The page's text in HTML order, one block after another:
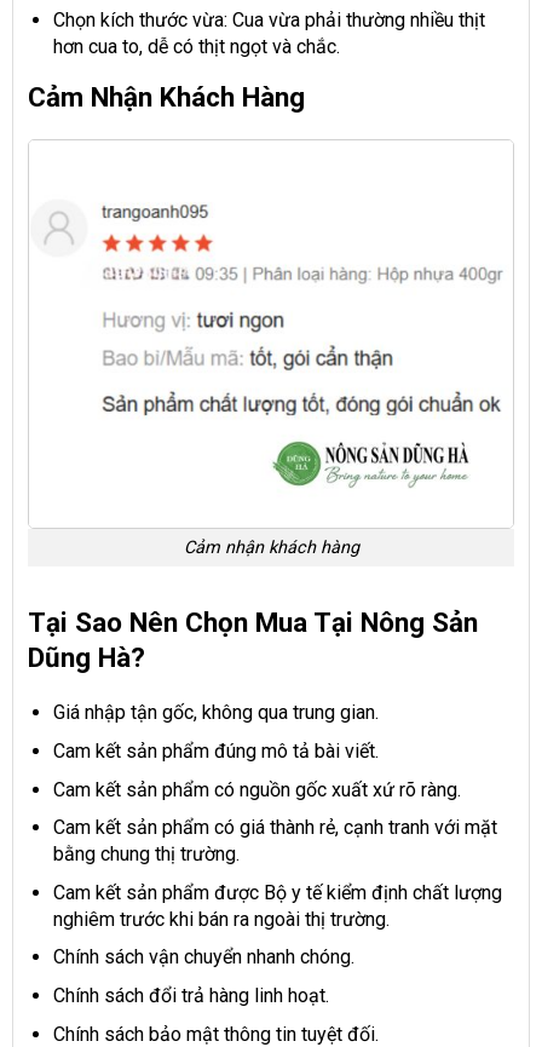
Chọn kích thước vừa: Cua vừa phải thường nhiều thịt
hơn cua to, dễ có thịt ngọt và chắc.
Cảm Nhận Khách Hàng
Cảm nhận khách hàng
Tại Sao Nên Chọn Mua Tại Nông Sản
Dũng Hà?
Giá nhập tận gốc, không qua trung gian.
Cam kết sản phẩm đúng mô tả bài viết.
Cam kết sản phẩm có nguồn gốc xuất xứ rõ ràng.
Cam kết sản phẩm có giá thành rẻ, cạnh tranh với mặt
bằng chung thị trường.
Cam kết sản phẩm được Bộ y tế kiểm định chất lượng
nghiêm trước khi bán ra ngoài thị trường.
Chính sách vận chuyển nhanh chóng.
Chính sách đổi trả hàng linh hoạt.
Chính sách bảo mật thông tin tuyệt đối.